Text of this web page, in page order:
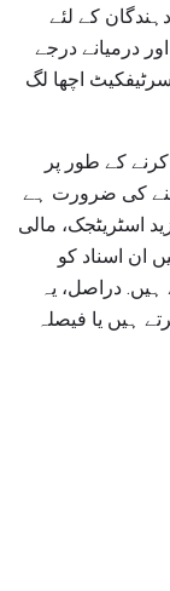
کے لئے
درمیانے درجے
اچھا لگ
کے طور پر
کی ضرورت ہے
اسٹریٹجک، مالی
ان اسناد کو
دراصل، یہ
ہیں یا فیصلہ